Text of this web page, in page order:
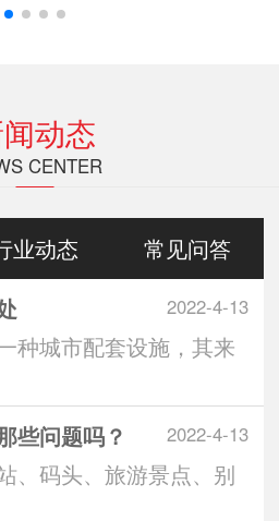
动态
CENTER
业动态 常见问答
2022-4-13
种城市配套设施，其来
2022-4-13
些问题吗？
、码头、旅游景点、别